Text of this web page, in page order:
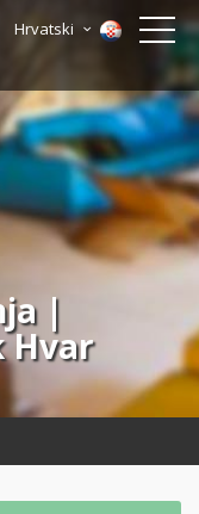
Hrvatski
|
Hvar